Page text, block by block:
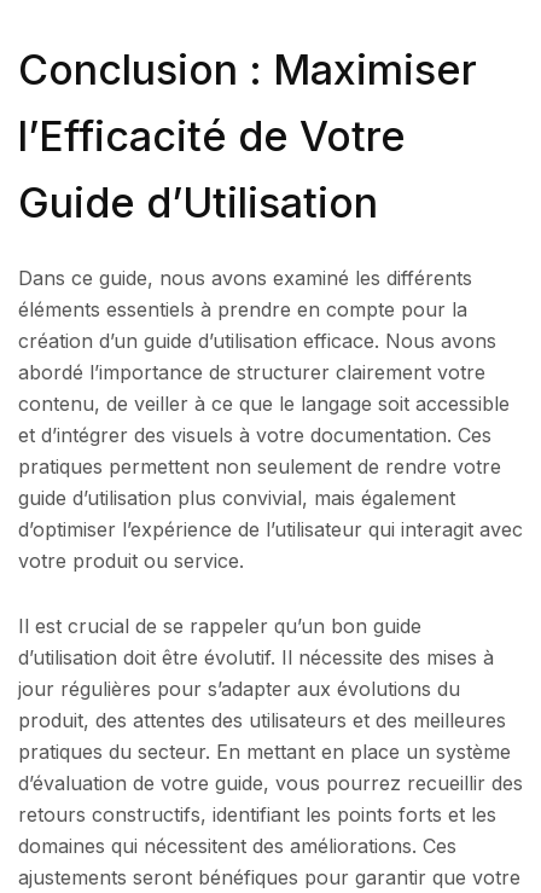
Conclusion : Maximiser
l’Efficacité de Votre
Guide d’Utilisation
Dans ce guide, nous avons examiné les différents
éléments essentiels à prendre en compte pour la
création d’un guide d’utilisation efficace. Nous avons
abordé l’importance de structurer clairement votre
contenu, de veiller à ce que le langage soit accessible
et d’intégrer des visuels à votre documentation. Ces
pratiques permettent non seulement de rendre votre
guide d’utilisation plus convivial, mais également
d’optimiser l’expérience de l’utilisateur qui interagit avec
votre produit ou service.
Il est crucial de se rappeler qu’un bon guide
d’utilisation doit être évolutif. Il nécessite des mises à
jour régulières pour s’adapter aux évolutions du
produit, des attentes des utilisateurs et des meilleures
pratiques du secteur. En mettant en place un système
d’évaluation de votre guide, vous pourrez recueillir des
retours constructifs, identifiant les points forts et les
domaines qui nécessitent des améliorations. Ces
ajustements seront bénéfiques pour garantir que votre